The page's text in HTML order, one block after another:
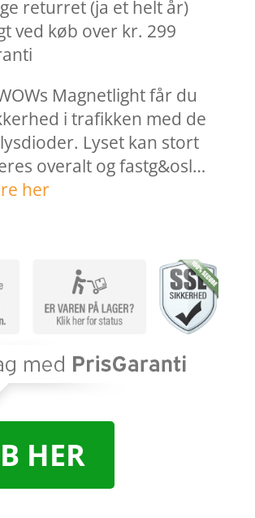
returret (ja et helt år)
ved køb over kr. 299
Magnetlight får du
i trafikken med de
Lyset kan stort
overalt og fastg&osl…
her
HER